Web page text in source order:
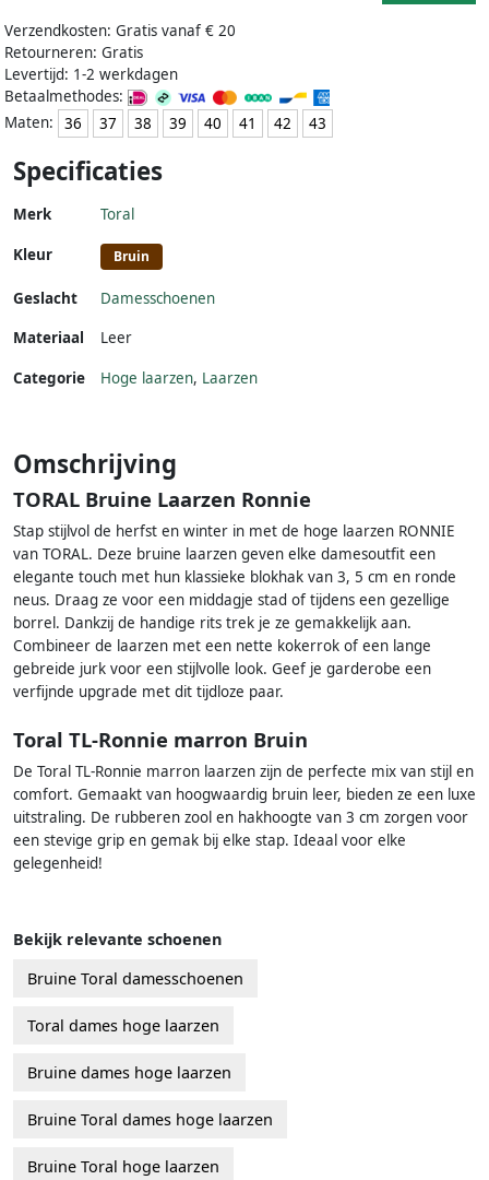
Verzendkosten: Gratis vanaf € 20
Retourneren: Gratis
Levertijd: 1-2 werkdagen
Betaalmethodes:
Maten:
36 37 38 39 40 41 42 43
Specificaties
Merk Toral
Kleur Bruin
Geslacht
Damesschoenen
Materiaal
Leer
Categorie Hoge laarzen, Laarzen
Omschrijving
TORAL Bruine Laarzen Ronnie
Stap stijlvol de herfst en winter in met de hoge laarzen RONNIE
van TORAL. Deze bruine laarzen geven elke damesoutfit een
elegante touch met hun klassieke blokhak van 3, 5 cm en ronde
neus. Draag ze voor een middagje stad of tijdens een gezellige
borrel. Dankzij de handige rits trek je ze gemakkelijk aan.
Combineer de laarzen met een nette kokerrok of een lange
gebreide jurk voor een stijlvolle look. Geef je garderobe een
verfijnde upgrade met dit tijdloze paar.
Toral TL-Ronnie marron Bruin
De Toral TL-Ronnie marron laarzen zijn de perfecte mix van stijl en
comfort. Gemaakt van hoogwaardig bruin leer, bieden ze een luxe
uitstraling. De rubberen zool en hakhoogte van 3 cm zorgen voor
een stevige grip en gemak bij elke stap. Ideaal voor elke
gelegenheid!
Bekijk relevante schoenen
Bruine Toral damesschoenen
Toral dames hoge laarzen
Bruine dames hoge laarzen
Bruine Toral dames hoge laarzen
Bruine Toral hoge laarzen